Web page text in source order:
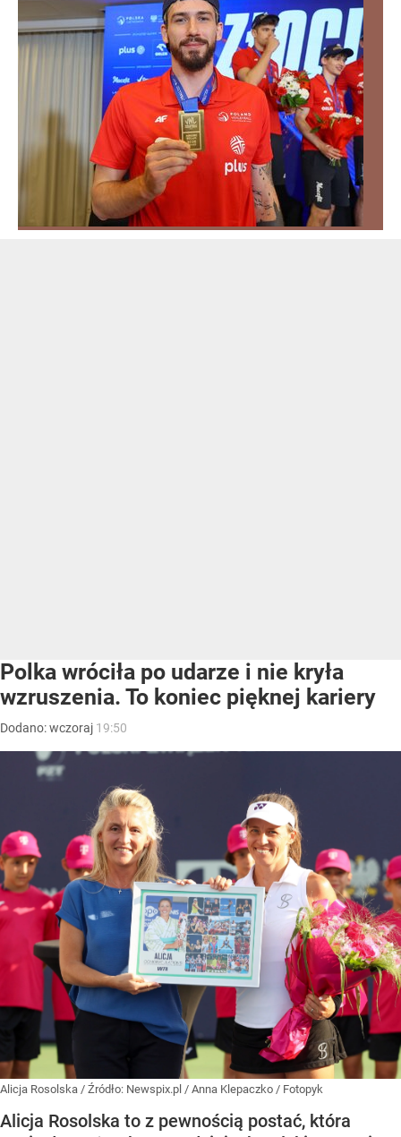
Polka wróciła po udarze i nie kryła
wzruszenia. To koniec pięknej kariery
Dodano:wczoraj 19:50
Alicja Rosolska / Źródło: Newspix.pl / Anna Klepaczko / Fotopyk
Alicja Rosolska to z pewnością postać, która